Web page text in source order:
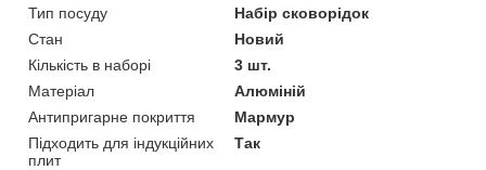
Тип посуду
Набір сковорідок
Стан
Новий
Кількість в наборі
3 шт.
Матеріал
Алюміній
Антипригарне покриття
Мармур
Підходить для індукційних
плит
Так